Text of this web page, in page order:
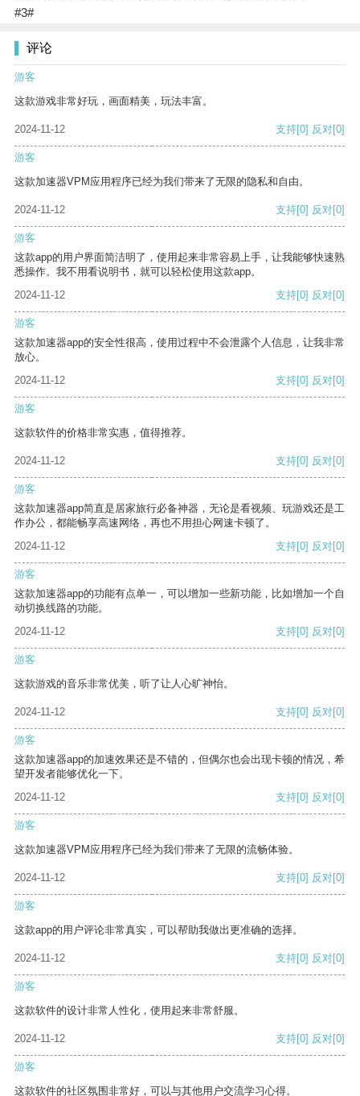
#3#
评论
游客
这款游戏非常好玩，画面精美，玩法丰富。
2024-11-12 支持[0] 反对[0]
游客
这款加速器VPM应用程序已经为我们带来了无限的隐私和自由。
2024-11-12 支持[0] 反对[0]
游客
这款app的用户界面简洁明了，使用起来非常容易上手，让我能够快速熟
悉操作。我不用看说明书，就可以轻松使用这款app。
2024-11-12
支持[0] 反对[0]
游客
这款加速器app的安全性很高，使用过程中不会泄露个人信息，让我非常
放心。
2024-11-12
支持[0] 反对[0]
游客
这款软件的价格非常实惠，值得推荐。
2024-11-12 支持[0] 反对[0]
游客
这款加速器app简直是居家旅行必备神器，无论是看视频、玩游戏还是工
作办公，都能畅享高速网络，再也不用担心网速卡顿了。
2024-11-12
支持[0] 反对[0]
游客
这款加速器app的功能有点单一，可以增加一些新功能，比如增加一个自
动切换线路的功能。
2024-11-12
支持[0] 反对[0]
游客
这款游戏的音乐非常优美，听了让人心旷神怡。
2024-11-12 支持[0] 反对[0]
游客
这款加速器app的加速效果还是不错的，但偶尔也会出现卡顿的情况，希
望开发者能够优化一下。
2024-11-12
支持[0] 反对[0]
游客
这款加速器VPM应用程序已经为我们带来了无限的流畅体验。
2024-11-12 支持[0] 反对[0]
游客
这款app的用户评论非常真实，可以帮助我做出更准确的选择。
2024-11-12 支持[0] 反对[0]
游客
这款软件的设计非常人性化，使用起来非常舒服。
2024-11-12 支持[0] 反对[0]
游客
这款软件的社区氛围非常好，可以与其他用户交流学习心得。